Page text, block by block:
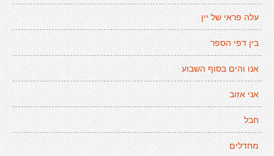
עלה פראי של יין
בין דפי הספר
אנו והים בסוף השבוע
אני אזוב
חבל
מחדלים